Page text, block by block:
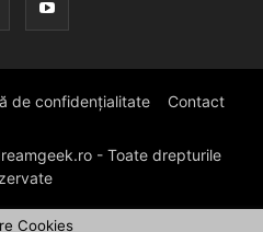
de confidențialitate Contact
- Toate drepturile
Cookies